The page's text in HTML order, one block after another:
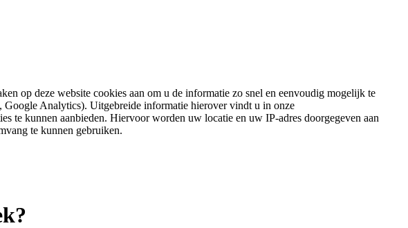
op deze website cookies aan om u de informatie zo snel en eenvoudig mogelijk te
Analytics). Uitgebreide informatie hierover vindt u in onze
te kunnen aanbieden. Hiervoor worden uw locatie en uw IP-adres doorgegeven aan
te kunnen gebruiken.